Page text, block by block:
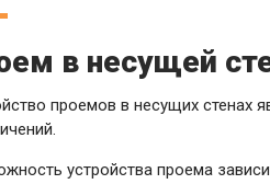
в несущей
проемов в несущих стенах
устройства проема